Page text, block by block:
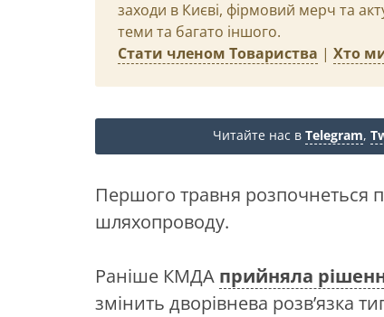
заходи в Києві, фірмовий мерч та
теми та багато іншого.
Стати членом Товариства | Хто
Читайте нас в Telegram,
Першого травня розпочнеться
шляхопроводу.
Раніше КМДА прийняла
змінить дворівнева розв’язка